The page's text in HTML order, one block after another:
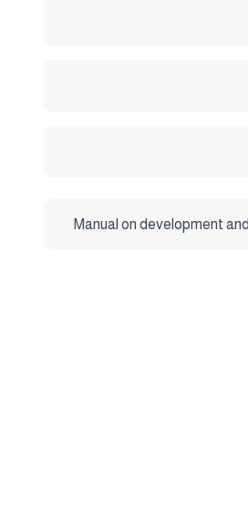
Manual on development